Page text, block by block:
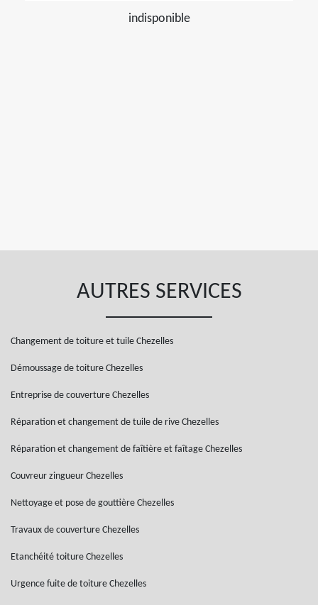
indisponible
AUTRES SERVICES
Changement de toiture et tuile Chezelles
Démoussage de toiture Chezelles
Entreprise de couverture Chezelles
Réparation et changement de tuile de rive Chezelles
Réparation et changement de faîtière et faîtage Chezelles
Couvreur zingueur Chezelles
Nettoyage et pose de gouttière Chezelles
Travaux de couverture Chezelles
Etanchéité toiture Chezelles
Urgence fuite de toiture Chezelles